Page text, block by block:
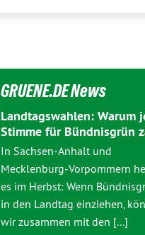
GRUENE.DE News
Landtagswahlen: Warum
Stimme für Bündnisgrün
In Sachsen-Anhalt und
Mecklenburg-Vorpommern
es im Herbst: Wenn
in den Landtag einziehen,
wir zusammen mit den [...]